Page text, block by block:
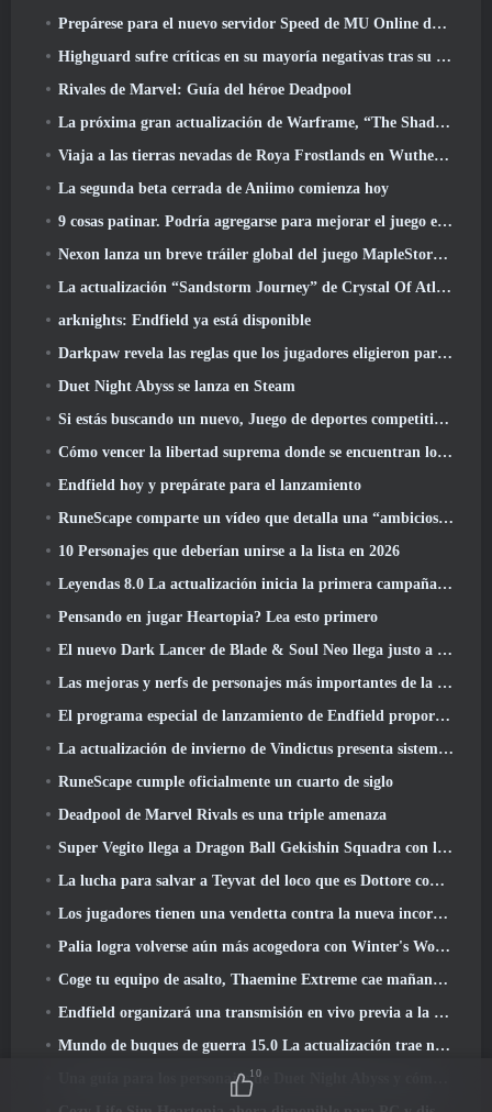
Prepárese para el nuevo servidor Speed ​​de MU Online durante el evento previo
Highguard sufre críticas en su mayoría negativas tras su lanzamiento
Rivales de Marvel: Guía del héroe Deadpool
La próxima gran actualización de Warframe, “The Shadowgrapher” llegará en marzo
Viaja a las tierras nevadas de Roya Frostlands en Wuthering Waves Próxima versión 3.1
La segunda beta cerrada de Aniimo comienza hoy
9 cosas patinar. Podría agregarse para mejorar el juego en 2026
Nexon lanza un breve tráiler global del juego MapleStory Classic World
La actualización “Sandstorm Journey” de Crystal Of Atlan eleva el límite de nivel a 70
arknights: Endfield ya está disponible
Darkpaw revela las reglas que los jugadores eligieron para el próximo servidor Frostreaver de EverQuest
Duet Night Abyss se lanza en Steam
Si estás buscando un nuevo, Juego de deportes competitivos, La prueba beta cerrada del fútbol estilo libre 2 está en camino
Cómo vencer la libertad suprema donde se encuentran los vientos
Endfield hoy y prepárate para el lanzamiento
RuneScape comparte un vídeo que detalla una “ambiciosa serie de actualizaciones de contenido”
10 Personajes que deberían unirse a la lista en 2026
Leyendas 8.0 La actualización inicia la primera campaña de 2026
Pensando en jugar Heartopia? Lea esto primero
El nuevo Dark Lancer de Blade & Soul Neo llega justo a tiempo para el primer aniversario
Las mejoras y nerfs de personajes más importantes de la temporada 6
El programa especial de lanzamiento de Endfield proporciona detalles sobre el sistema de monetización del juego
La actualización de invierno de Vindictus presenta sistemas para facilitar la progresión de los jugadores
RuneScape cumple oficialmente un cuarto de siglo
Deadpool de Marvel Rivals es una triple amenaza
Super Vegito llega a Dragon Ball Gekishin Squadra con la llegada de la temporada 3
La lucha para salvar a Teyvat del loco que es Dottore comienza hoy en Genshin Impact
Los jugadores tienen una vendetta contra la nueva incorporación de Overwatch
Palia logra volverse aún más acogedora con Winter's Wonder: Actualización del Santuario Nevado
Coge tu equipo de asalto, Thaemine Extreme cae mañana en Lost Ark
Endfield organizará una transmisión en vivo previa a la transmisión en vivo esta semana
Mundo de buques de guerra 15.0 La actualización trae nuevos acorazados europeos, Una colaboración de Commander y más
Una guía para los personajes de Duet Night Abyss y cómo adquirirlos
10